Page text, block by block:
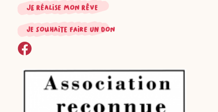
Je réalise mon rêve
je souhaite faire un don